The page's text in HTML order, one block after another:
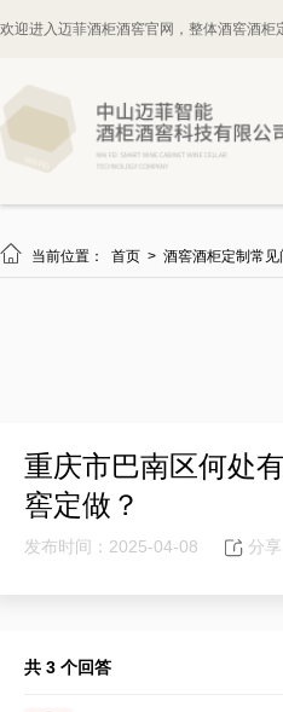
欢迎进入迈菲酒柜酒窖官网，整体酒窖酒柜
 当前位置： 首页 > 酒窖酒柜定制常见
重庆市巴南区何处
窖定做？
发布时间：2025-04-08 分享
共 3 个回答